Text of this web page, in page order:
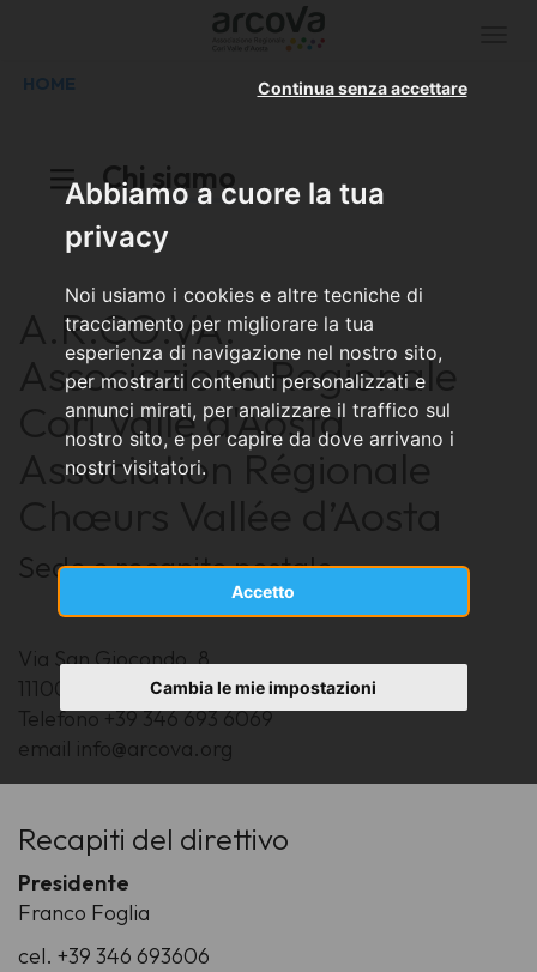
Abbiamo a cuore la tua
privacy
Noi usiamo i cookies e altre tecniche di
tracciamento per migliorare la tua
esperienza di navigazione nel nostro sito,
per mostrarti contenuti personalizzati e
annunci mirati, per analizzare il traffico sul
nostro sito, e per capire da dove arrivano i
nostri visitatori.
Accetto
Continua senza accettare
Cambia le mie impostazioni
HOME
Chi siamo
A.R.CO.VA.
Associazione Regionale
Cori Valle d'Aosta
Association Régionale
Sede e recapito postale
Via San Giocondo, 8
11100 Aosta
Telefono +39 346 693 6069
email info@arcova.org
Recapiti del direttivo
Presidente
Franco Foglia
cel. +39 346 693606